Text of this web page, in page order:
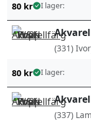
80 kr I lager:
(331)
80 kr I lager:
(337)